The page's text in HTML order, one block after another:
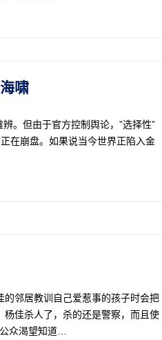
啸
。但由于官方控制舆论，”选择性”
在崩盘。如果说当今世界正陷入金
的邻居教训自己爱惹事的孩子时会把
佳杀人了，杀的还是警察，而且使
众渴望知道…